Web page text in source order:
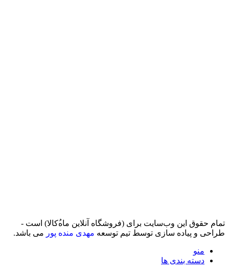
تمام حقوق اين وب‌سايت برای (فروشگاه آنلاین ماه‌‌‌‌‌‌ُکالا) است -
طراحی و پیاده سازی توسط تیم توسعه مهدی منده پور می باشد.
منو
دسته بندی ها